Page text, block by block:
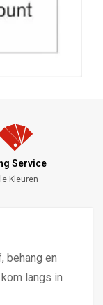
Levering
- PostNL
behang en
langs in